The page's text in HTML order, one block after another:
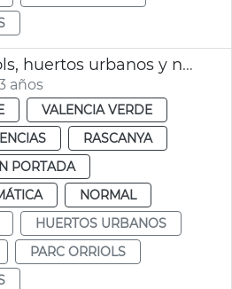
Parque de Orriols, huertos urbanos y nuevo jardín
años
VALENCIA VERDE
RASCANYA
PORTADA
NORMAL
HUERTOS URBANOS
PARC ORRIOLS